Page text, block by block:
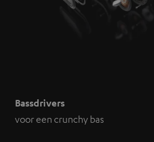
Bassdrivers
voor een crunchy bas